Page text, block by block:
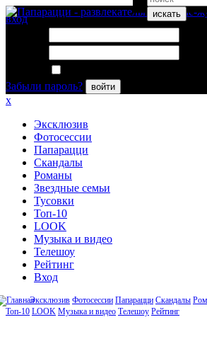
искать
вход
Забыли пароль?
войти
x
Эксклюзив
Фотосессии
Папарацци
Скандалы
Романы
Звездные семьи
Тусовки
Топ-10
LOOK
Музыка и видео
Телешоу
Рейтинг
Вход
Эксклюзив Фотосессии Папарацци Скандалы
Топ-10 LOOK Музыка и видео Телешоу Рейтинг